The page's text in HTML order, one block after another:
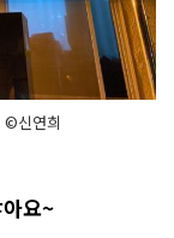
©신연희
요~